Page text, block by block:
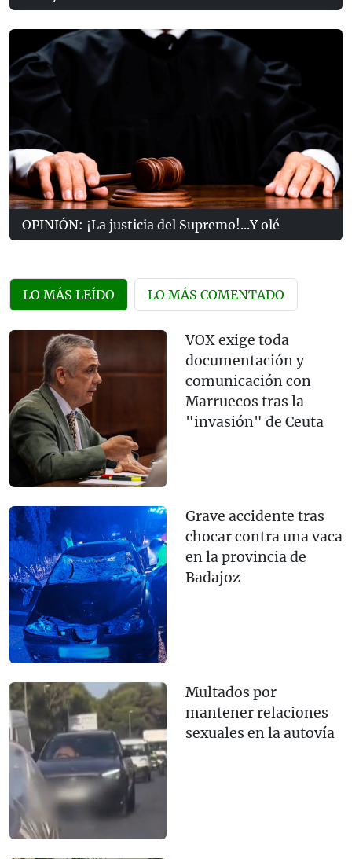
OPINIÓN: ¡La justicia del Supremo!...Y olé
LO MÁS LEÍDO LO MÁS COMENTADO
VOX exige toda
documentación y
comunicación con
Marruecos tras la
"invasión" de Ceuta
Grave accidente tras
chocar contra una vaca
en la provincia de
Badajoz
Multados por
mantener relaciones
sexuales en la autovía